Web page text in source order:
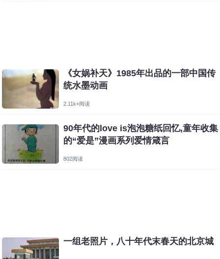
《女娲补天》1985年出品的一部中国传
统水墨动画
2.11k+阅读
90年代的love is泡泡糖纸回忆,童年收集
的“爱是”漫画系列爱情箴言
802阅读
一组老照片，八十年代末春天的北京城